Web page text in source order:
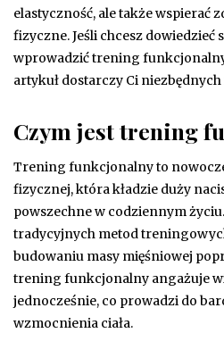
elastyczność, ale także wspierać
fizyczne. Jeśli chcesz dowiedzieć
wprowadzić trening
artykuł dostarczy Ci
Czym jest trening
Trening funkcjonalny to
fizycznej, która kładzie duży
powszechne w codziennym
tradycyjnych metod
budowaniu masy mięśniowej
trening funkcjonalny angażuje
jednocześnie, co prowadzi do
wzmocnienia ciała.